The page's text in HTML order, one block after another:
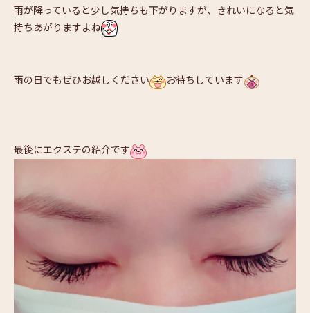
雨が降っていると少し気持ちも下がりますが、きれいになると気
持ちあがりますよね
雨の日でもぜひお越しください お待ちしています
最後にエクステの紹介です